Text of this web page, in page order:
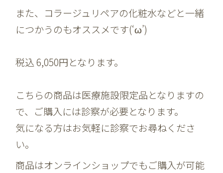
また、コラージュリペアの化粧水などと一緒
につかうのもオススメです(‘ω’)
税込 6,050円となります。
こちらの商品は医療施設限定品となりますの
で、ご購入には診察が必要となります。
気になる方はお気軽に診察でお尋ねくださ
い。
商品はオンラインショップでもご購入が可能